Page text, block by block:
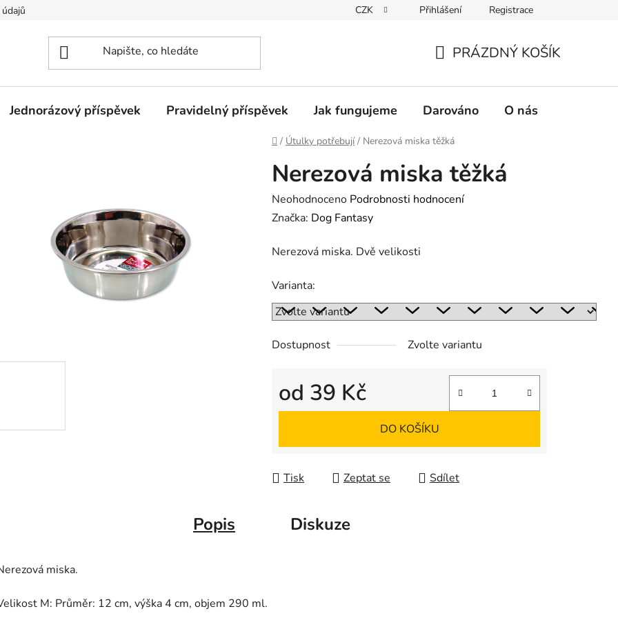
CZK Přihlášení Registrace
KOŠÍK
PRÁZDNÝ KOŠÍK
Jednorázový příspěvek Pravidelný příspěvek Jak fungujeme Darováno O nás
Domů
/ Útulky potřebují / Nerezová miska těžká
Nerezová miska těžká
Průměrné
hodnocení
je
z
5
Neohodnoceno Podrobnosti hodnocení
Značka: Dog Fantasy
Nerezová miska. Dvě velikosti
Varianta:
Dostupnost Zvolte variantu
od 39 Kč
Měrná cena:
DO KOŠÍKU
Tisk Zeptat se Sdílet
Popis Diskuze
miska.
M: Průměr: 12 cm, výška 4 cm, objem 290 ml.